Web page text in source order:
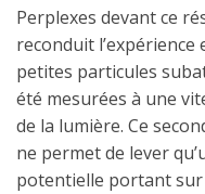
Perplexes devant ce
reconduit l’expérience
petites particules
été mesurées à une
de la lumière. Ce
ne permet de lever
potentielle portant sur